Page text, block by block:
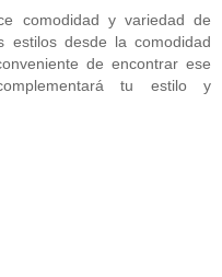
comodidad y variedad de
estilos desde la comodidad
de encontrar ese
tu estilo y